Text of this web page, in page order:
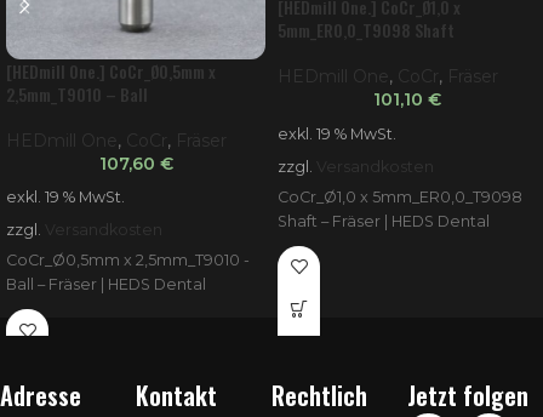
[HEDmill One.] CoCr_Ø0,5mm x
2,5mm_T9010 – Ball
HEDmill One, CoCr , Fräser
107,60 €
exkl. 19 % MwSt.
zzgl. Versandkosten
CoCr_Ø0,5mm x 2,5mm_T9010 -
Ball – Fräser | HEDS Dental
[HEDmill One.] CoCr_Ø1,0 x
5mm_ER0,0_T9098 Shaft
HEDmill One, CoCr , Fräser
101,10 €
exkl. 19 % MwSt.
zzgl.
Versandkosten
CoCr_Ø1,0 x 5mm_ER0,0_T9098
Shaft – Fräser | HEDS Dental
Adresse Kontakt Rechtlich Jetzt folgen